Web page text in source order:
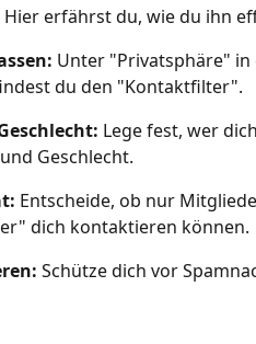
erfährst du, wie du ihn
Unter "Privatsphäre"
du den "Kontaktfilter".
Lege fest, wer
Geschlecht.
Entscheide, ob nur
dich kontaktieren können.
Schütze dich vor